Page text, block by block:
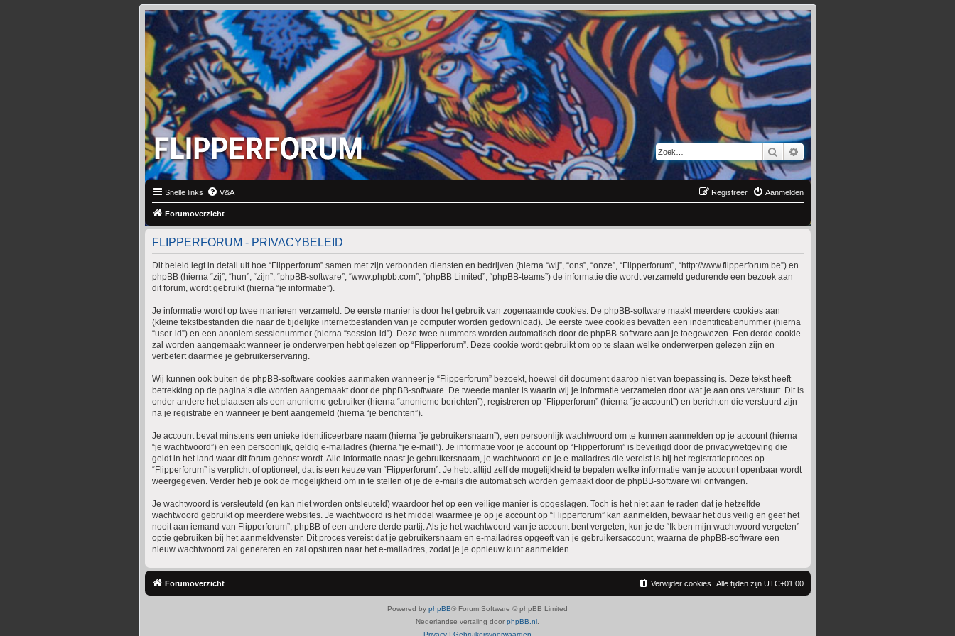
Zoek
Snelle links V&A Aanmelden
Registreer
Forumoverzicht
FLIPPERFORUM - PRIVACYBELEID
Dit beleid legt in detail uit hoe “Flipperforum” samen met zijn verbonden diensten en bedrijven (hierna “wij”, “ons”, “onze”, “Flipperforum”, “http://www.flipperforum.be”) en
phpBB (hierna “zij”, “hun”, “zijn”, “phpBB-software”, “www.phpbb.com”, “phpBB Limited”, “phpBB-teams”) de informatie die wordt verzameld gedurende een bezoek aan
dit forum, wordt gebruikt (hierna “je informatie”).
Je informatie wordt op twee manieren verzameld. De eerste manier is door het gebruik van zogenaamde cookies. De phpBB-software maakt meerdere cookies aan
(kleine tekstbestanden die naar de tijdelijke internetbestanden van je computer worden gedownload). De eerste twee cookies bevatten een indentificatienummer (hierna
“user-id”) en een anoniem sessienummer (hierna “session-id”). Deze twee nummers worden automatisch door de phpBB-software aan je toegewezen. Een derde cookie
zal worden aangemaakt wanneer je onderwerpen hebt gelezen op “Flipperforum”. Deze cookie wordt gebruikt om op te slaan welke onderwerpen gelezen zijn en
verbetert daarmee je gebruikerservaring.
Wij kunnen ook buiten de phpBB-software cookies aanmaken wanneer je “Flipperforum” bezoekt, hoewel dit document daarop niet van toepassing is. Deze tekst heeft
betrekking op de pagina’s die worden aangemaakt door de phpBB-software. De tweede manier is waarin wij je informatie verzamelen door wat je aan ons verstuurt. Dit is
onder andere het plaatsen als een anonieme gebruiker (hierna “anonieme berichten”), registreren op “Flipperforum” (hierna “je account”) en berichten die verstuurd zijn
na je registratie en wanneer je bent aangemeld (hierna “je berichten”).
Je account bevat minstens een unieke identificeerbare naam (hierna “je gebruikersnaam”), een persoonlijk wachtwoord om te kunnen aanmelden op je account (hierna
“je wachtwoord”) en een persoonlijk, geldig e-mailadres (hierna “je e-mail”). Je informatie voor je account op “Flipperforum” is beveiligd door de privacywetgeving die
geldt in het land waar dit forum gehost wordt. Alle informatie naast je gebruikersnaam, je wachtwoord en je e-mailadres die vereist is bij het registratieproces op
“Flipperforum” is verplicht of optioneel, dat is een keuze van “Flipperforum”. Je hebt altijd zelf de mogelijkheid te bepalen welke informatie van je account openbaar wordt
weergegeven. Verder heb je ook de mogelijkheid om in te stellen of je de e-mails die automatisch worden gemaakt door de phpBB-software wil ontvangen.
Je wachtwoord is versleuteld (en kan niet worden ontsleuteld) waardoor het op een veilige manier is opgeslagen. Toch is het niet aan te raden dat je hetzelfde
wachtwoord gebruikt op meerdere websites. Je wachtwoord is het middel waarmee je op je account op “Flipperforum” kan aanmelden, bewaar het dus veilig en geef het
nooit aan iemand van Flipperforum”, phpBB of een andere derde partij. Als je het wachtwoord van je account bent vergeten, kun je de “Ik ben mijn wachtwoord vergeten”-
optie gebruiken bij het aanmeldvenster. Dit proces vereist dat je gebruikersnaam en e-mailadres opgeeft van je gebruikersaccount, waarna de phpBB-software een
nieuw wachtwoord zal genereren en zal opsturen naar het e-mailadres, zodat je je opnieuw kunt aanmelden.
Forumoverzicht Alle tijden zijn UTC+01:00
Verwijder cookies
Powered by phpBB® Forum Software © phpBB Limited
Nederlandse vertaling door phpBB.nl
Privacy | Gebruikersvoorwaarden